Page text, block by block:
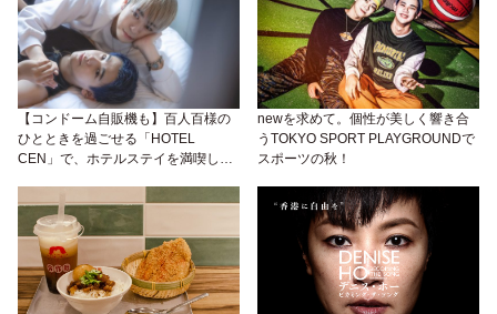
【コンドーム自販機も】百人百様の
ひとときを過ごせる「HOTEL
CEN」で、ホテルステイを満喫しよ
newを求めて。個性が美しく響き合
うTOKYO SPORT PLAYGROUNDで
スポーツの秋！